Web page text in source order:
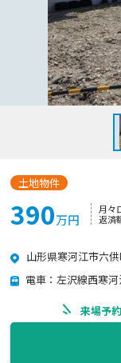
土地物件
390万円
月々
返済
山形県寒河江市六
電車：左沢線西寒
来場予